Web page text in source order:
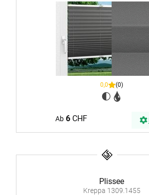
0,0 (0)
Ab 6CHF
Plissee
Kreppa 1309.1455